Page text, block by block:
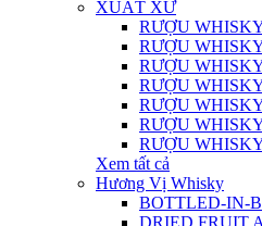
XUẤT XỨ
RƯỢU
RƯỢU
RƯỢU
RƯỢU
RƯỢU
RƯỢU
RƯỢU
Xem tất cả
Hương Vị Whisky
BOTTLED-IN-
DRIED FRUIT